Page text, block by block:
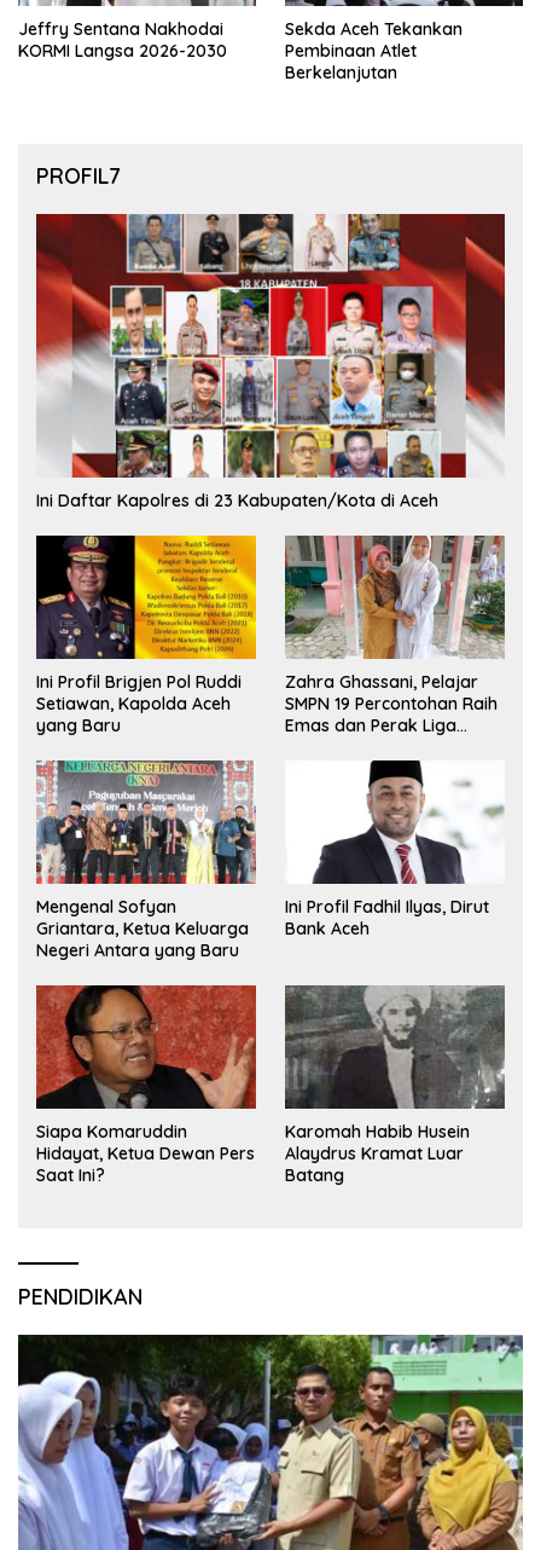
Jeffry Sentana Nakhodai
KORMI Langsa 2026-2030
Sekda Aceh Tekankan
Pembinaan Atlet
Berkelanjutan
PROFIL7
Ini Daftar Kapolres di 23 Kabupaten/Kota di Aceh
Ini Profil Brigjen Pol Ruddi
Setiawan, Kapolda Aceh
yang Baru
Zahra Ghassani, Pelajar
SMPN 19 Percontohan Raih
Emas dan Perak Liga
Mengenal Sofyan
Griantara, Ketua Keluarga
Negeri Antara yang Baru
Ini Profil Fadhil Ilyas, Dirut
Bank Aceh
Siapa Komaruddin
Hidayat, Ketua Dewan Pers
Saat Ini?
Karomah Habib Husein
Alaydrus Kramat Luar
Batang
PENDIDIKAN